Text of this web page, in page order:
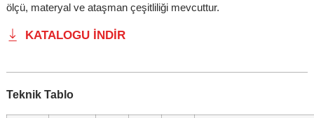
ölçü, materyal ve ataşman çeşitliliği mevcuttur.
KATALOGU İNDIR
Teknik Tablo